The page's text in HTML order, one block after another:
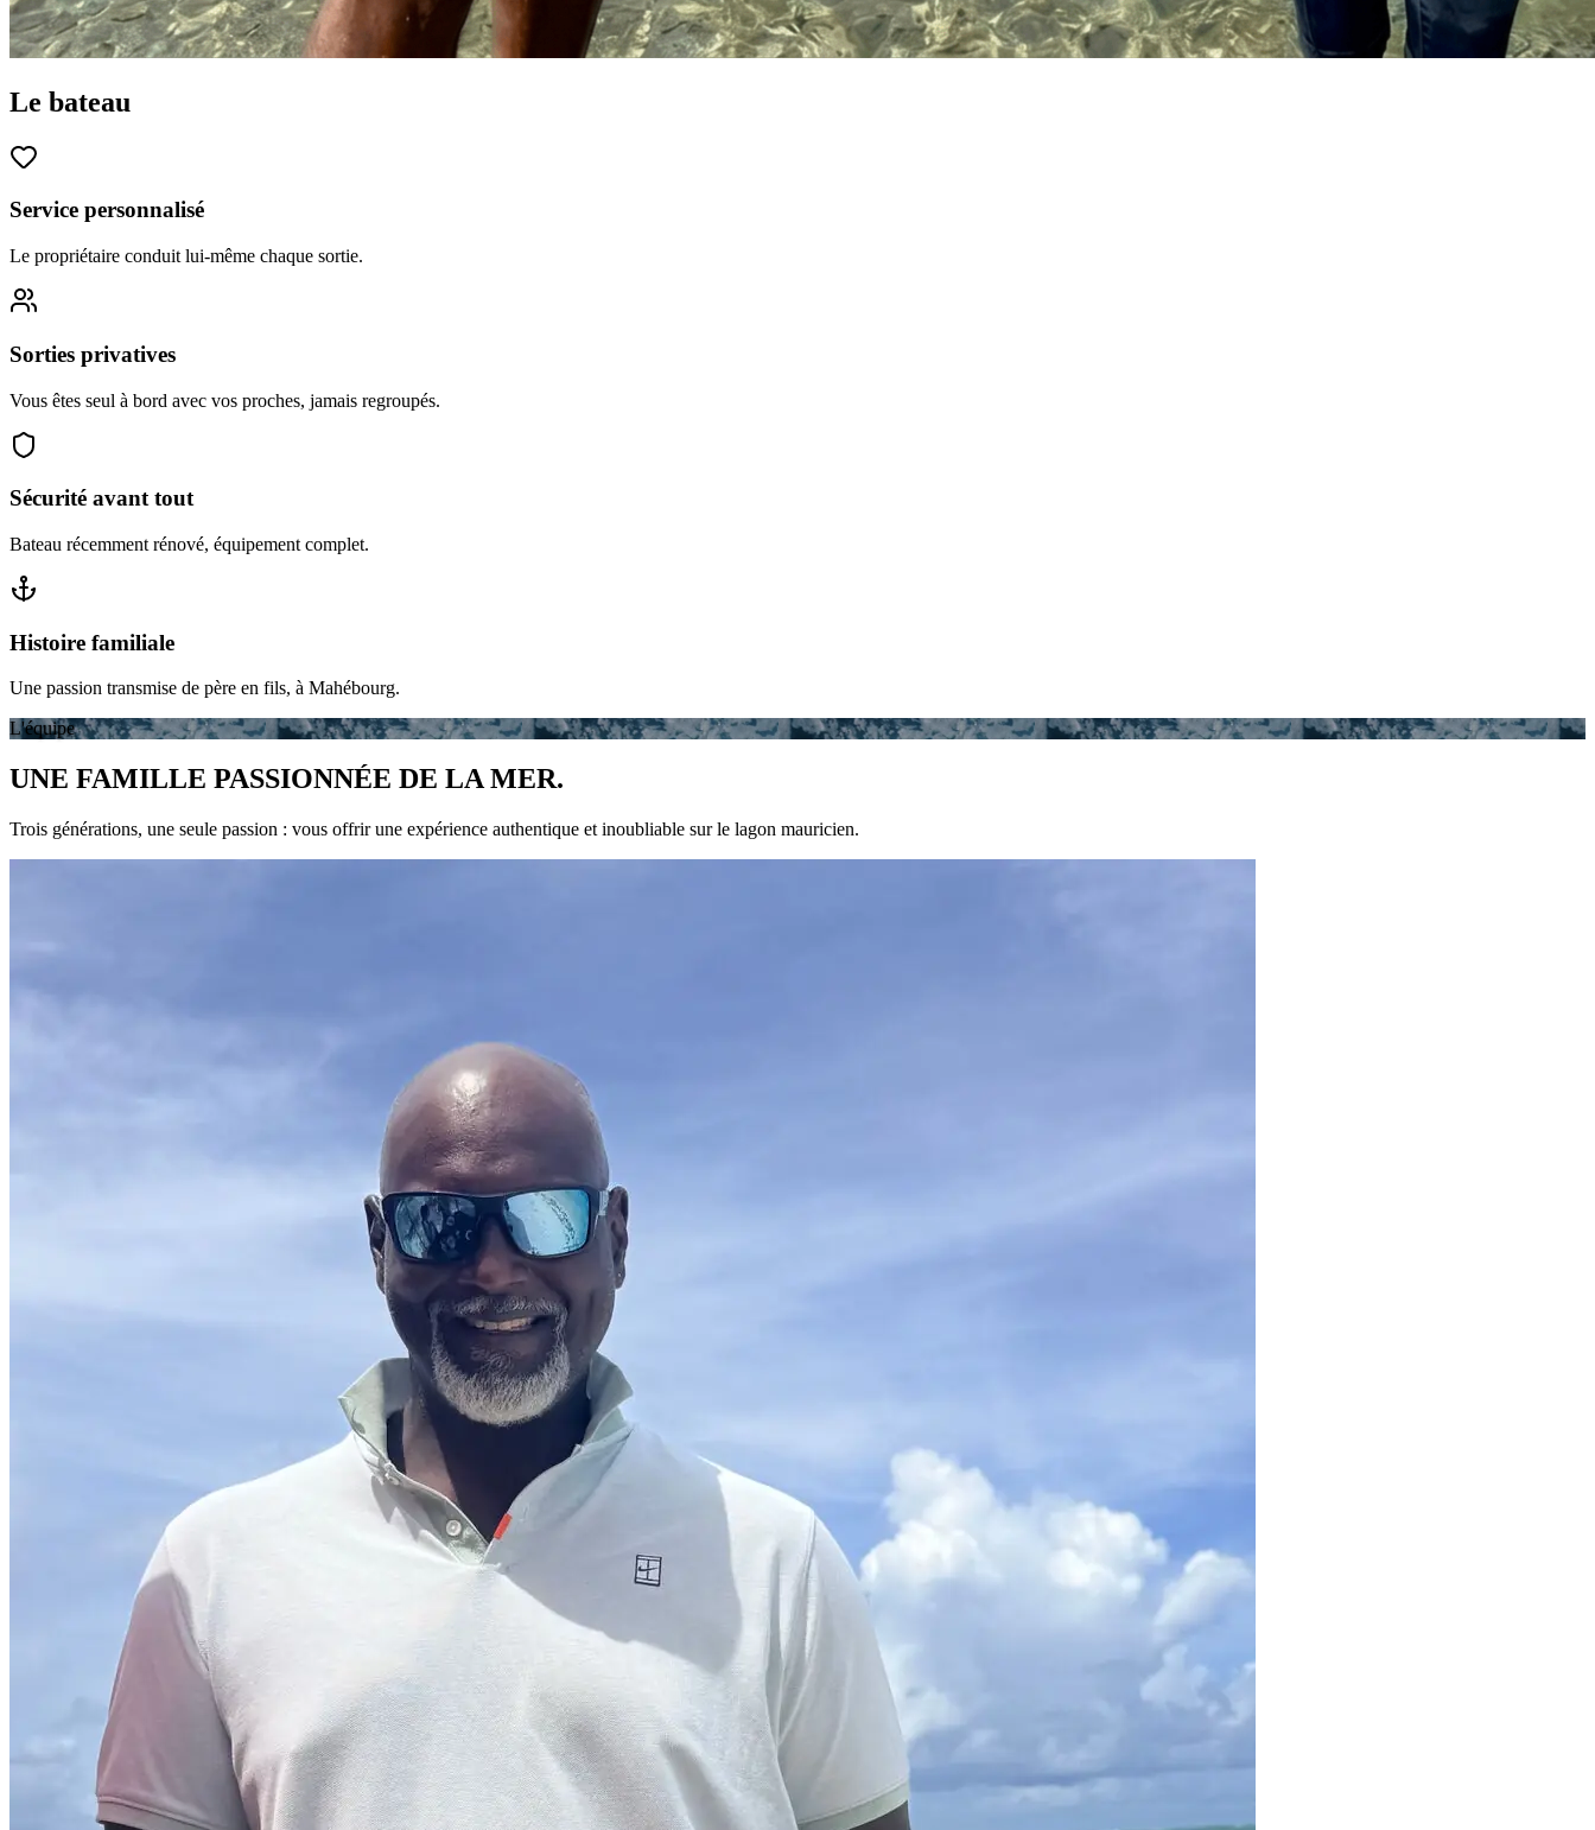
Le bateau
Service personnalisé
Le propriétaire conduit lui-même chaque sortie.
Sorties privatives
Vous êtes seul à bord avec vos proches, jamais regroupés.
Sécurité avant tout
Bateau récemment rénové, équipement complet.
Histoire familiale
Une passion transmise de père en fils, à Mahébourg.
L'équipe
UNE FAMILLE PASSIONNÉE DE LA MER.
Trois générations, une seule passion : vous offrir une expérience authentique et inoubliable sur le lagon mauricien.